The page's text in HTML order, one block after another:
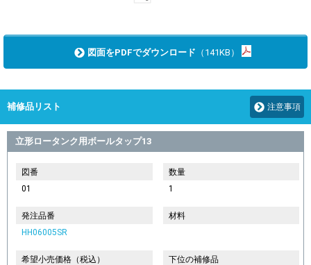
図面をPDFでダウンロード （141KB）
補修品リスト 注意事項
立形ロータンク用ボールタップ13
図番
01
数量
1
発注品番
HH06005SR
材料
希望小売価格（税込）
下位の補修品